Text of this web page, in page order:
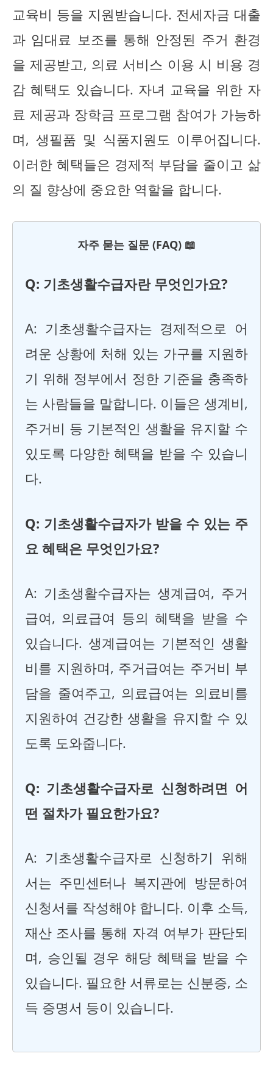
교육비 등을 지원받습니다. 전세자금 대출
과 임대료 보조를 통해 안정된 주거 환경
을 제공받고, 의료 서비스 이용 시 비용 경
감 혜택도 있습니다. 자녀 교육을 위한 자
료 제공과 장학금 프로그램 참여가 가능하
며, 생필품 및 식품지원도 이루어집니다.
이러한 혜택들은 경제적 부담을 줄이고 삶
의 질 향상에 중요한 역할을 합니다.
자주 묻는 질문 (FAQ) 📖
Q: 기초생활수급자란 무엇인가요?
A: 기초생활수급자는 경제적으로 어
려운 상황에 처해 있는 가구를 지원하
기 위해 정부에서 정한 기준을 충족하
는 사람들을 말합니다. 이들은 생계비,
주거비 등 기본적인 생활을 유지할 수
있도록 다양한 혜택을 받을 수 있습니
다.
Q: 기초생활수급자가 받을 수 있는 주
요 혜택은 무엇인가요?
A: 기초생활수급자는 생계급여, 주거
급여, 의료급여 등의 혜택을 받을 수
있습니다. 생계급여는 기본적인 생활
비를 지원하며, 주거급여는 주거비 부
담을 줄여주고, 의료급여는 의료비를
지원하여 건강한 생활을 유지할 수 있
도록 도와줍니다.
Q: 기초생활수급자로 신청하려면 어
떤 절차가 필요한가요?
A: 기초생활수급자로 신청하기 위해
서는 주민센터나 복지관에 방문하여
신청서를 작성해야 합니다. 이후 소득,
재산 조사를 통해 자격 여부가 판단되
며, 승인될 경우 해당 혜택을 받을 수
있습니다. 필요한 서류로는 신분증, 소
득 증명서 등이 있습니다.